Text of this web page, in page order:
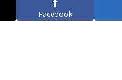
Facebook